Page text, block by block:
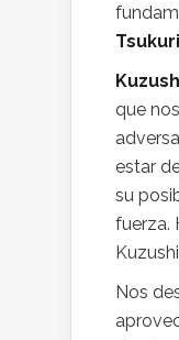
que
estar
su
fuerza.
Nos